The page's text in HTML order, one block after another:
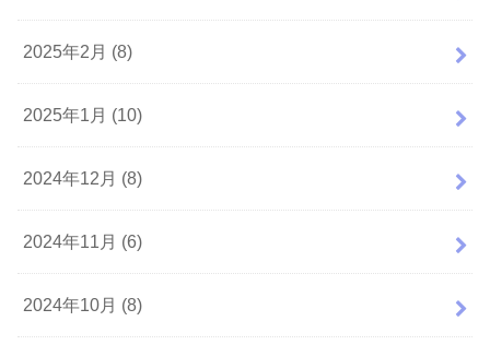
2025年2月 (8)
2025年1月 (10)
2024年12月 (8)
2024年11月 (6)
2024年10月 (8)